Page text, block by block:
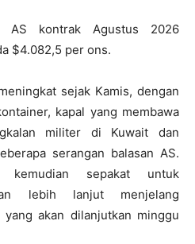
AS kontrak Agustus 2026
$4.082,5 per ons.
sejak Kamis, dengan
kapal yang membawa
militer di Kuwait dan
serangan balasan AS.
kemudian sepakat untuk
lebih lanjut menjelang
yang akan dilanjutkan minggu